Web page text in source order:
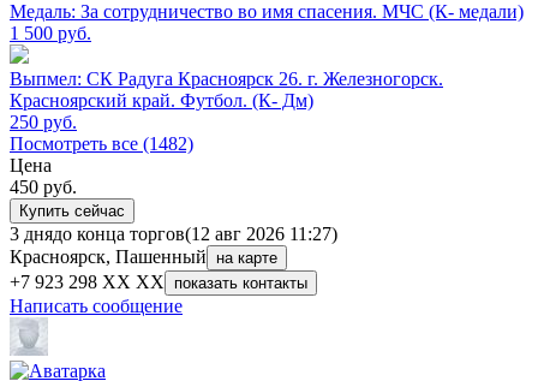
Медаль: За сотрудничество во имя спасения. МЧС (К- медали)
1 500 руб.
Выпмел: СК Радуга Красноярск 26. г. Железногорск.
Красноярский край. Футбол. (К- Дм)
250 руб.
Посмотреть все (1482)
Цена
450 руб.
Купить сейчас
3 днядо конца торгов(12 авг 2026 11:27)
Красноярск, Пашенный
на карте
+7 923 298 XX XX показать контакты
Написать сообщение